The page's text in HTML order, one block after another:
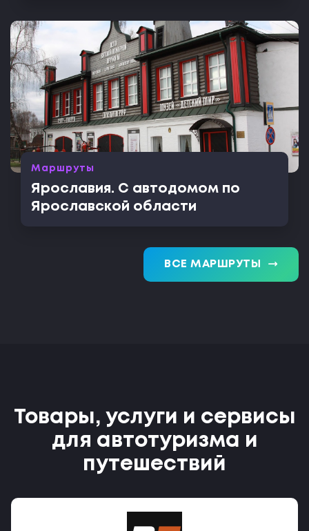
Маршруты
Ярославия. С автодомом по
Ярославской области
ВСЕ МАРШРУТЫ trending_flat
Товары, услуги и сервисы
для автотуризма и
путешествий